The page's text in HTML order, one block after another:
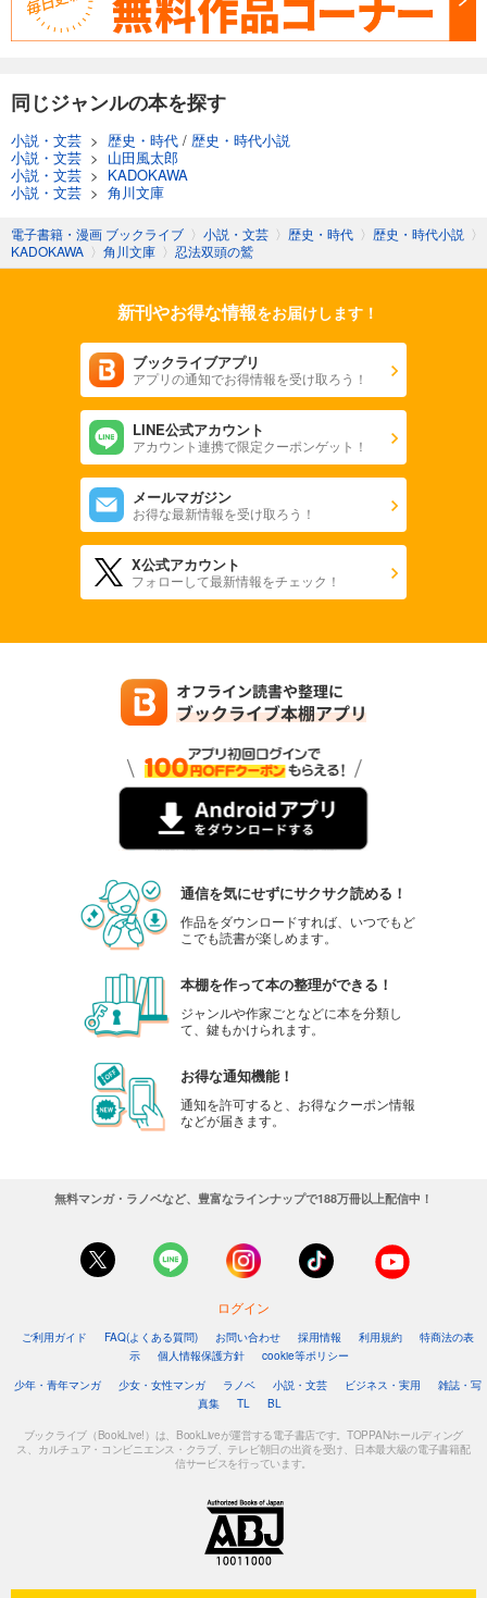
同じジャンルの本を探す
小説・文芸 > 歴史・時代 / 歴史・時代小説
小説・文芸 > 山田風太郎
小説・文芸 > KADOKAWA
小説・文芸 > 角川文庫
電子書籍・漫画 ブックライブ 〉 小説・文芸 〉 歴史・時代 〉 歴史・時代小説 〉
KADOKAWA 〉 角川文庫 〉 忍法双頭の鷲
新刊やお得な情報をお届けします！
ブックライブアプリ
アプリの通知でお得情報を受け取ろう！
LINE公式アカウント
アカウント連携で限定クーポンゲット！
メールマガジン
お得な最新情報を受け取ろう！
X公式アカウント
フォローして最新情報をチェック！
通信を気にせずにサクサク読める！
作品をダウンロードすれば、いつでもど
こでも読書が楽しめます。
本棚を作って本の整理ができる！
ジャンルや作家ごとなどに本を分類し
て、鍵もかけられます。
お得な通知機能！
通知を許可すると、お得なクーポン情報
などが届きます。
無料マンガ・ラノベなど、豊富なラインナップで188万冊以上配信中！
ログイン
ご利用ガイド FAQ(よくある質問) お問い合わせ 採用情報 利用規約
特商法の表
示
個人情報保護方針
cookie等ポリシー
少年・青年マンガ
少女・女性マンガ ラノベ 小説・文芸 ビジネス・実用
雑誌・写
真集
TL BL
ブックライブ（BookLive!）は、BookLiveが運営する電子書店です。TOPPANホールディング
ス、カルチュア・コンビニエンス・クラブ、テレビ朝日の出資を受け、日本最大級の電子書籍配
信サービスを行っています。